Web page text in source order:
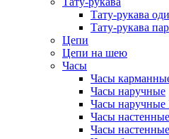
Тату-рукава
Тату-рукава
Цепи
Цепи на шею
Часы
Часы
Часы наручные
Часы наручные
Часы
Часы